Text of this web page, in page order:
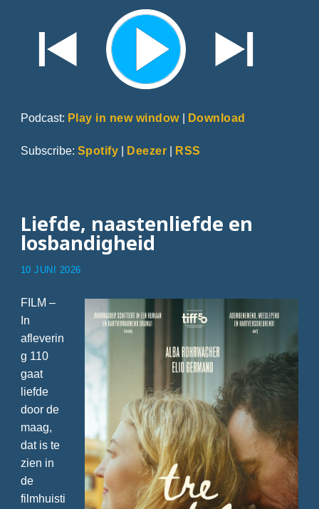
Podcast: Play in new window| Download
Subscribe: Spotify Deezer RSS
Liefde, naastenliefde en
losbandigheid
10 JUNI 2026
FILM –
In
afleverin
g 110
gaat
liefde
door de
maag,
dat is te
zien in
de
filmhuisti